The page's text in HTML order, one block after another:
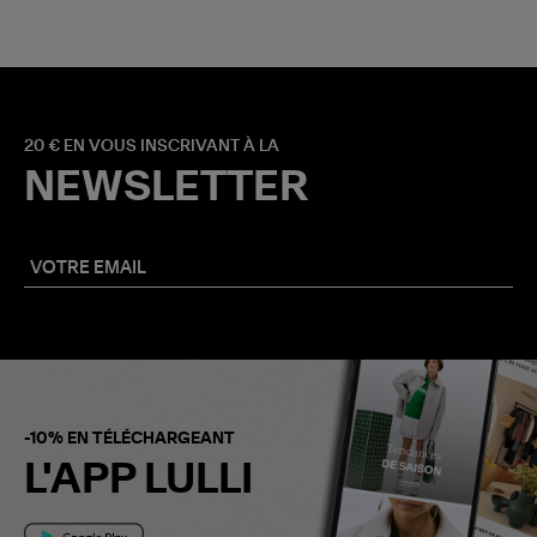
20 € EN VOUS INSCRIVANT À LA
NEWSLETTER
-10% EN TÉLÉCHARGEANT
L'APP LULLI